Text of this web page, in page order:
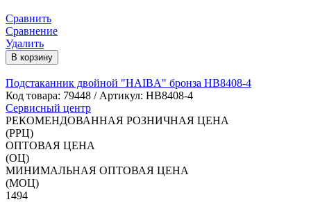
Сравнить
Сравнение
Удалить
В корзину
Подстаканник двойной "HAIBA" бронза HB8408-4
Код товара: 79448 / Артикул: HB8408-4
Сервисный центр
РЕКОМЕНДОВАННАЯ РОЗНИЧНАЯ ЦЕНА
(РРЦ)
ОПТОВАЯ ЦЕНА
(ОЦ)
МИНИМАЛЬНАЯ ОПТОВАЯ ЦЕНА
(МОЦ)
1494